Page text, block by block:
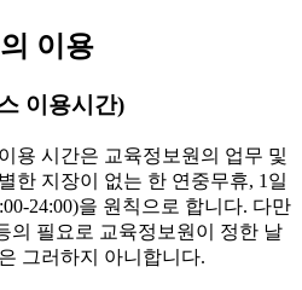
이용
이용시간)
용 시간은 교육정보원의 업무 및
한 지장이 없는 한 연중무휴, 1일
24:00)을 원칙으로 합니다. 다만
의 필요로 교육정보원이 정한 날
그러하지 아니합니다.